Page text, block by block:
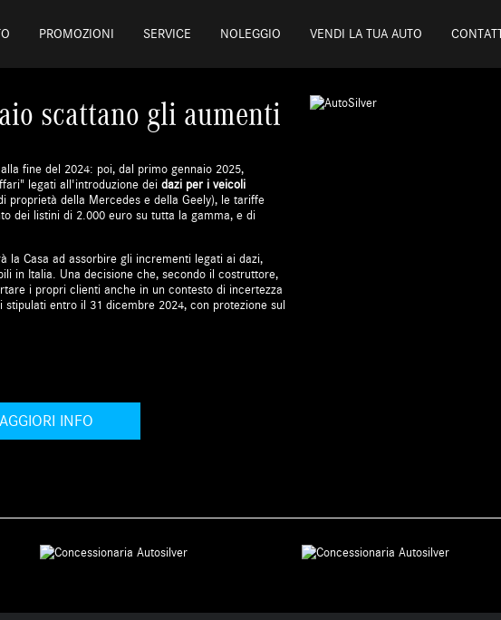
PROMOZIONI SERVICE NOLEGGIO VENDI LA TUA AUTO
scattano gli aumenti
fine del 2024: poi, dal primo gennaio 2025,
legati all'introduzione deidazi per i veicoli
proprietà della Mercedes e della Geely), le tariffe
dei listini di 2.000 euro su tutta la gamma, e di
la Casa ad assorbire gli incrementi legati ai dazi,
in Italia. Una decisione che, secondo il costruttore,
i propri clienti anche in un contesto di incertezza
entro il 31 dicembre 2024, con protezione sul
INFO